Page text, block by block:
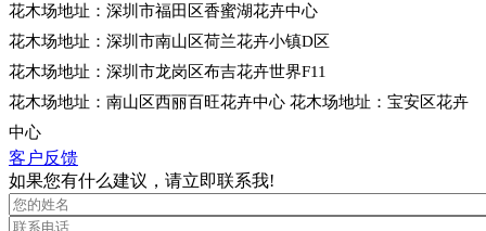
花木场地址：深圳市福田区香蜜湖花卉中心
花木场地址：深圳市南山区荷兰花卉小镇D区
花木场地址：深圳市龙岗区布吉花卉世界F11
花木场地址：南山区西丽百旺花卉中心 花木场地址：宝安区花卉
中心
客户反馈
如果您有什么建议，请立即联系我!